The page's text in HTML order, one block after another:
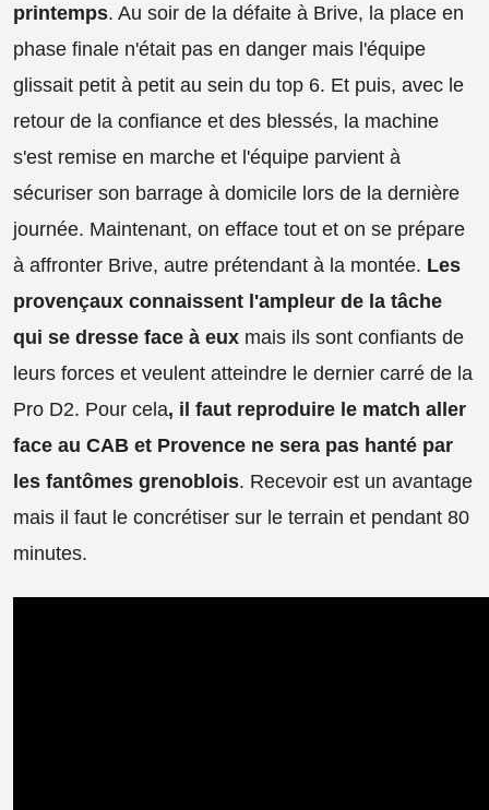
printemps. Au soir de la défaite à Brive, la place en
phase finale n'était pas en danger mais l'équipe
glissait petit à petit au sein du top 6. Et puis, avec le
retour de la confiance et des blessés, la machine
s'est remise en marche et l'équipe parvient à
sécuriser son barrage à domicile lors de la dernière
journée. Maintenant, on efface tout et on se prépare
à affronter Brive, autre prétendant à la montée. Les
provençaux connaissent l'ampleur de la tâche
qui se dresse face à eux mais ils sont confiants de
leurs forces et veulent atteindre le dernier carré de la
Pro D2. Pour cela, il faut reproduire le match aller
face au CAB et Provence ne sera pas hanté par
les fantômes grenoblois. Recevoir est un avantage
mais il faut le concrétiser sur le terrain et pendant 80
minutes.